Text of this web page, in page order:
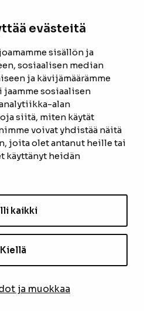
evästeitä
sisällön ja
sosiaalisen median
ja kävijämäärämme
jaamme sosiaalisen
alan
siitä, miten käytät
voivat yhdistää näitä
joita olet antanut heille tai
käyttänyt heidän
kaikki
Kiellä
ja muokkaa